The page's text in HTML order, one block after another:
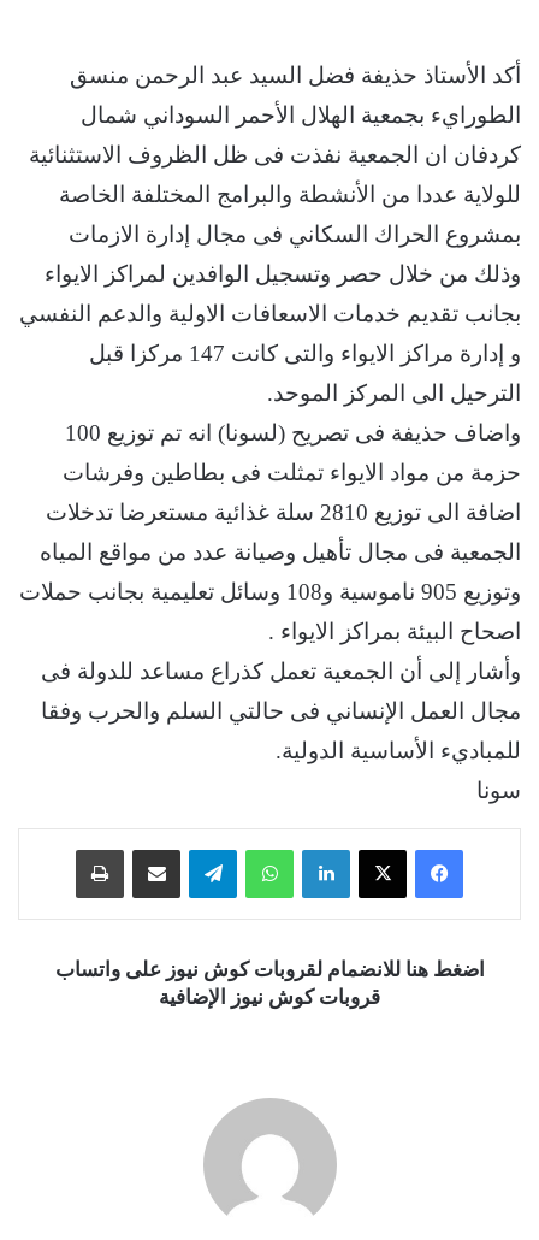
أكد الأستاذ حذيفة فضل السيد عبد الرحمن منسق
الطورايء بجمعية الهلال الأحمر السوداني شمال
كردفان ان الجمعية نفذت فى ظل الظروف الاستثنائية
للولاية عددا من الأنشطة والبرامج المختلفة الخاصة
بمشروع الحراك السكاني فى مجال إدارة الازمات
وذلك من خلال حصر وتسجيل الوافدين لمراكز الايواء
بجانب تقديم خدمات الاسعافات الاولية والدعم النفسي
و إدارة مراكز الايواء والتى كانت 147 مركزا قبل
الترحيل الى المركز الموحد.
واضاف حذيفة فى تصريح (لسونا) انه تم توزيع 100
حزمة من مواد الايواء تمثلت فى بطاطين وفرشات
اضافة الى توزيع 2810 سلة غذائية مستعرضا تدخلات
الجمعية فى مجال تأهيل وصيانة عدد من مواقع المياه
وتوزيع 905 ناموسية و108 وسائل تعليمية بجانب حملات
اصحاح البيئة بمراكز الايواء .
وأشار إلى أن الجمعية تعمل كذراع مساعد للدولة فى
مجال العمل الإنساني فى حالتي السلم والحرب وفقا
للمباديء الأساسية الدولية.
سونا
فيسبوك ‫X لينكدإن واتساب تيلقرام
اضغط هنا للانضمام لقروبات كوش نيوز على واتساب
قروبات كوش نيوز الإضافية